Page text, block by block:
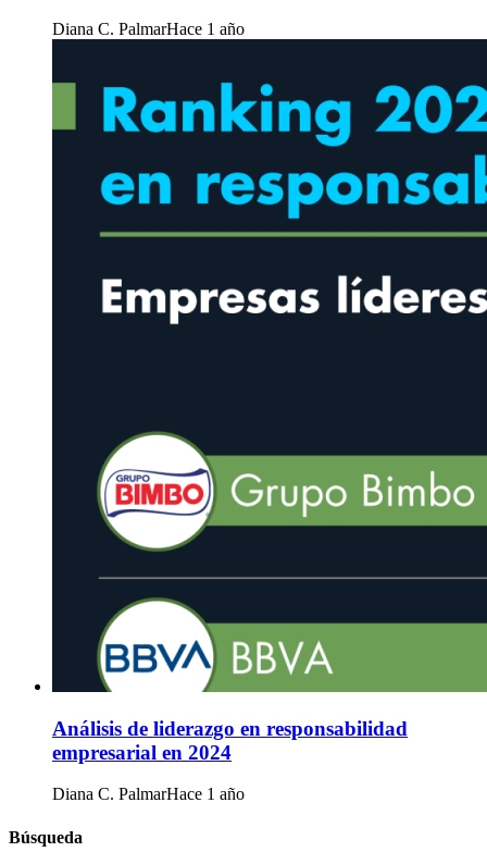
Diana C. PalmarHace 1 año
Análisis de liderazgo en responsabilidad
empresarial en 2024
Diana C. PalmarHace 1 año
Búsqueda